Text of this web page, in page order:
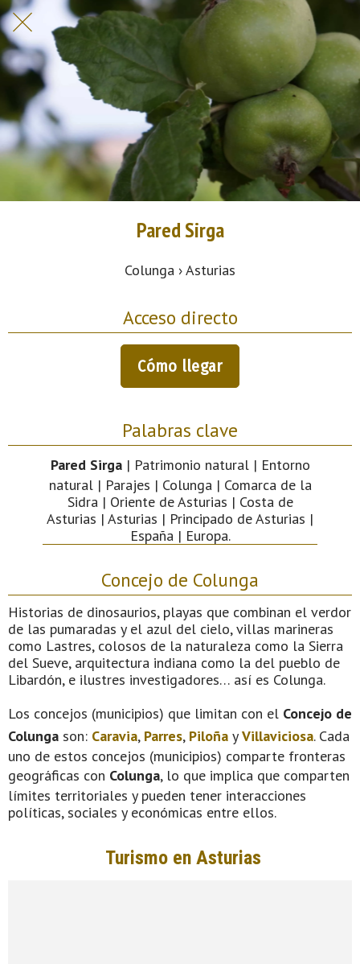
Pared Sirga
Colunga › Asturias
Acceso directo
Cómo llegar
Palabras clave
Pared Sirga| Patrimonio natural | Entorno
natural | Parajes | Colunga | Comarca de la
Sidra | Oriente de Asturias | Costa de
Asturias | Asturias | Principado de Asturias |
España | Europa.
Concejo de Colunga
Historias de dinosaurios, playas que combinan el verdor
de las pumaradas y el azul del cielo, villas marineras
como Lastres, colosos de la naturaleza como la Sierra
del Sueve, arquitectura indiana como la del pueblo de
Libardón, e ilustres investigadores… así es Colunga.
Los concejos (municipios) que limitan con el Concejo de
Colunga son: Caravia, Parres, Piloña yVillaviciosa. Cada
uno de estos concejos (municipios) comparte fronteras
geográficas con Colunga, lo que implica que comparten
límites territoriales y pueden tener interacciones
políticas, sociales y económicas entre ellos.